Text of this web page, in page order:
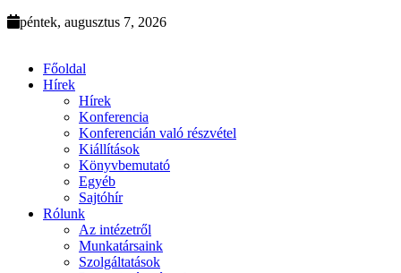
péntek, augusztus 7, 2026
Főoldal
Hírek
Hírek
Konferencia
Konferencián való részvétel
Kiállítások
Könyvbemutató
Egyéb
Sajtóhír
Rólunk
Az intézetről
Munkatársaink
Szolgáltatások